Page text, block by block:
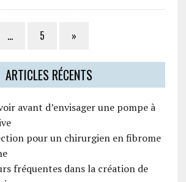
… 5 »
ARTICLES RÉCENTS
avant d’envisager une pompe à
pour un chirurgien en fibrome
fréquentes dans la création de